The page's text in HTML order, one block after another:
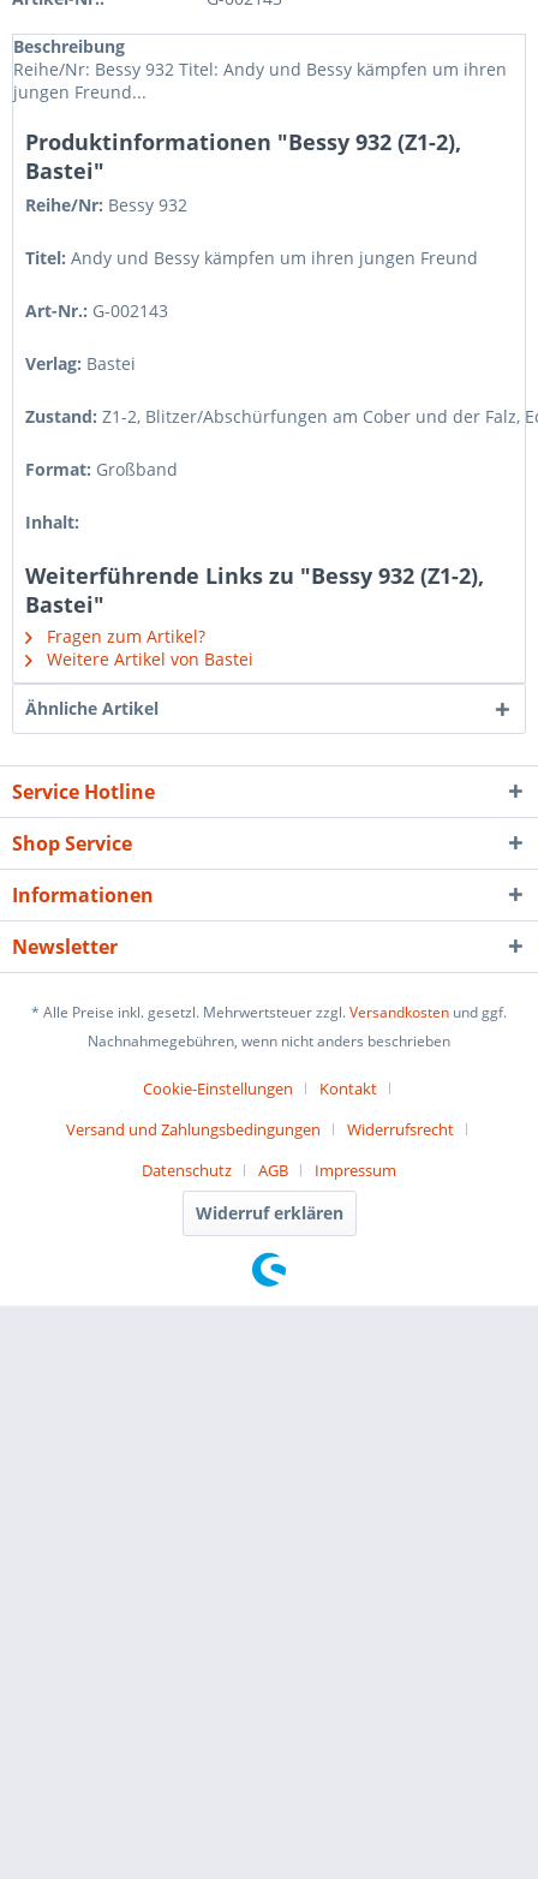
Beschreibung
Reihe/Nr: Bessy 932 Titel: Andy und Bessy kämpfen um ihren
jungen Freund...
Produktinformationen "Bessy 932 (Z1-2),
Bastei"
Reihe/Nr: Bessy 932
Titel: Andy und Bessy kämpfen um ihren jungen Freund
Art-Nr.: G-002143
Verlag: Bastei
Zustand: Z1-2, Blitzer/Abschürfungen am Cober und der Falz,
Format: Großband
Inhalt:
Weiterführende Links zu "Bessy 932 (Z1-2),
Bastei"
Fragen zum Artikel?
Weitere Artikel von Bastei
Ähnliche Artikel
Service Hotline
Shop Service
Informationen
Newsletter
* Alle Preise inkl. gesetzl. Mehrwertsteuer zzgl.Versandkosten und ggf.
Nachnahmegebühren, wenn nicht anders beschrieben
Cookie-Einstellungen
Kontakt
Versand und Zahlungsbedingungen
Widerrufsrecht
Datenschutz
AGB Impressum
Widerruf erklären